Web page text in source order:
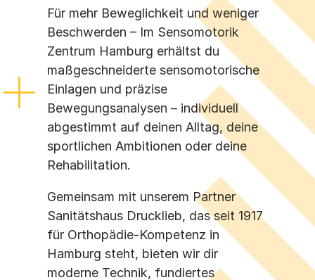
Marburg
Münster
Oberhausen
Regensburg
Saar
Schwerin
Südbaden
Wolfsburg
Für mehr Beweglichkeit und weniger
Beschwerden – Im Sensomotorik
Zentrum Hamburg erhältst du
maßgeschneiderte sensomotorische
Einlagen und präzise
Bewegungsanalysen – individuell
abgestimmt auf deinen Alltag, deine
sportlichen Ambitionen oder deine
Rehabilitation.
Gemeinsam mit unserem Partner
Sanitätshaus Drucklieb, das seit 1917
für Orthopädie-Kompetenz in
Hamburg steht, bieten wir dir
moderne Technik, fundiertes